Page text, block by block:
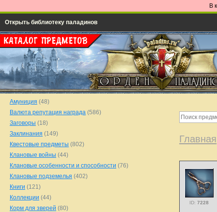
В
Открыть библиотеку паладинов
Главная
ID: 7228
Амуниция (48)
Валюта репутация награда (586)
Заговоры (18)
Заклинания (149)
Квестовые предметы (802)
Клановые войны (44)
Клановые особенности и способности (76)
Клановые подземелья (402)
Книги (121)
Коллекции (44)
Корм для зверей (80)